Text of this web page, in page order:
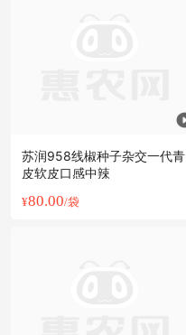
苏润958线椒种子杂交一代青
皮软皮口感中辣
¥80.00/袋